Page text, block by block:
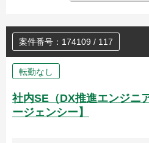
案件番号：174109 / 117
転勤なし
社内SE（DX推進エンジニ
ージェンシー】